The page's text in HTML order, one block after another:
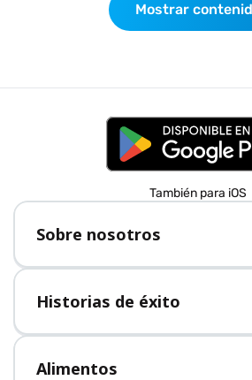
Mostrar
También para iOS
Sobre nosotros
Sobre nosotros
Empleo
Prensa
Historias de éxito
Todas las historias de éxito
Alimentos